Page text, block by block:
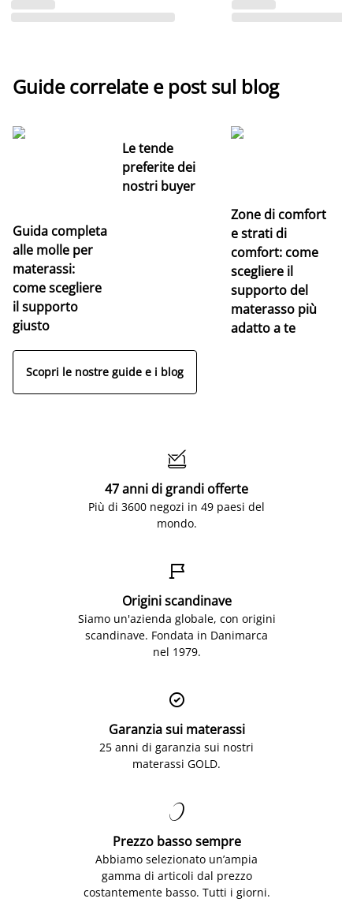
Guide correlate e post sul blog
Guida completa
alle molle per
materassi:
come scegliere
il supporto
giusto
Le tende
preferite dei
nostri buyer
Zone di comfort
e strati di
comfort: come
scegliere il
supporto del
materasso più
adatto a te
Scopri le nostre guide e i blog

47 anni di grandi offerte
Più di 3600 negozi in 49 paesi del
mondo.

Origini scandinave
Siamo un'azienda globale, con origini
scandinave. Fondata in Danimarca
nel 1979.

Garanzia sui materassi
25 anni di garanzia sui nostri
materassi GOLD.

Prezzo basso sempre
Abbiamo selezionato un’ampia
gamma di articoli dal prezzo
costantemente basso. Tutti i giorni.